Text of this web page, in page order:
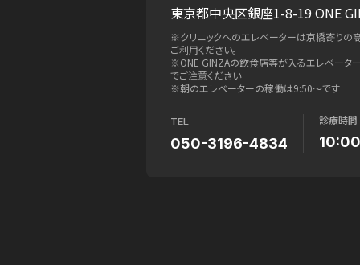
東京都中央区銀座1-8-19 ONE
※クリニックへのエレベーターは京橋寄りの
ご利用ください。
※ONE GINZAの飲食店等が入るエレベータ
でご注意ください
※朝のエレベーターの稼働は9:50〜です
TEL
050-3196-4834
診療時間
10:00